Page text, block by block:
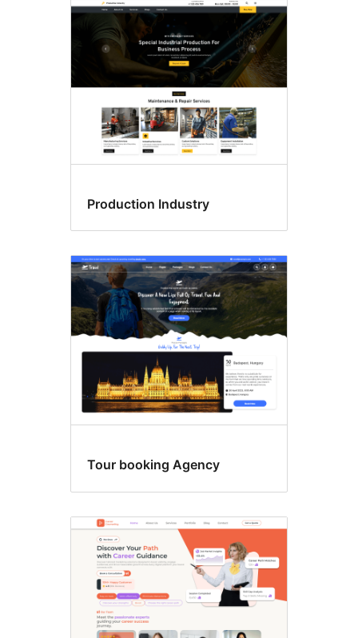
Production Industry
Tour booking Agency